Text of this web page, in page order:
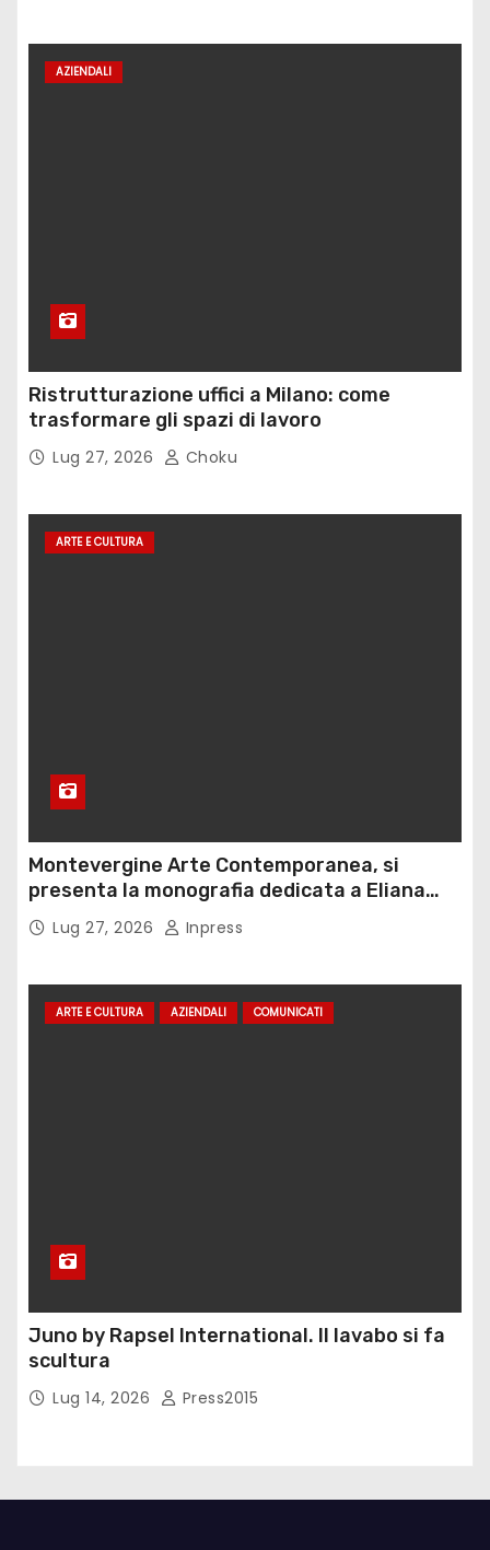
AZIENDALI
Ristrutturazione uffici a Milano: come
trasformare gli spazi di lavoro
Lug 27, 2026 Choku
ARTE E CULTURA
Montevergine Arte Contemporanea, si
presenta la monografia dedicata a Eliana
Adorno
Lug 27, 2026 Inpress
ARTE E CULTURA AZIENDALI COMUNICATI
Juno by Rapsel International. Il lavabo si fa
scultura
Lug 14, 2026 Press2015